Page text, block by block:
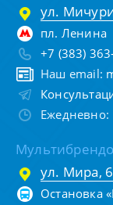
ул.
пл. Ленина
+7 (383)
Наш email:
Ежедневно:
ул. Мира,
Остановка